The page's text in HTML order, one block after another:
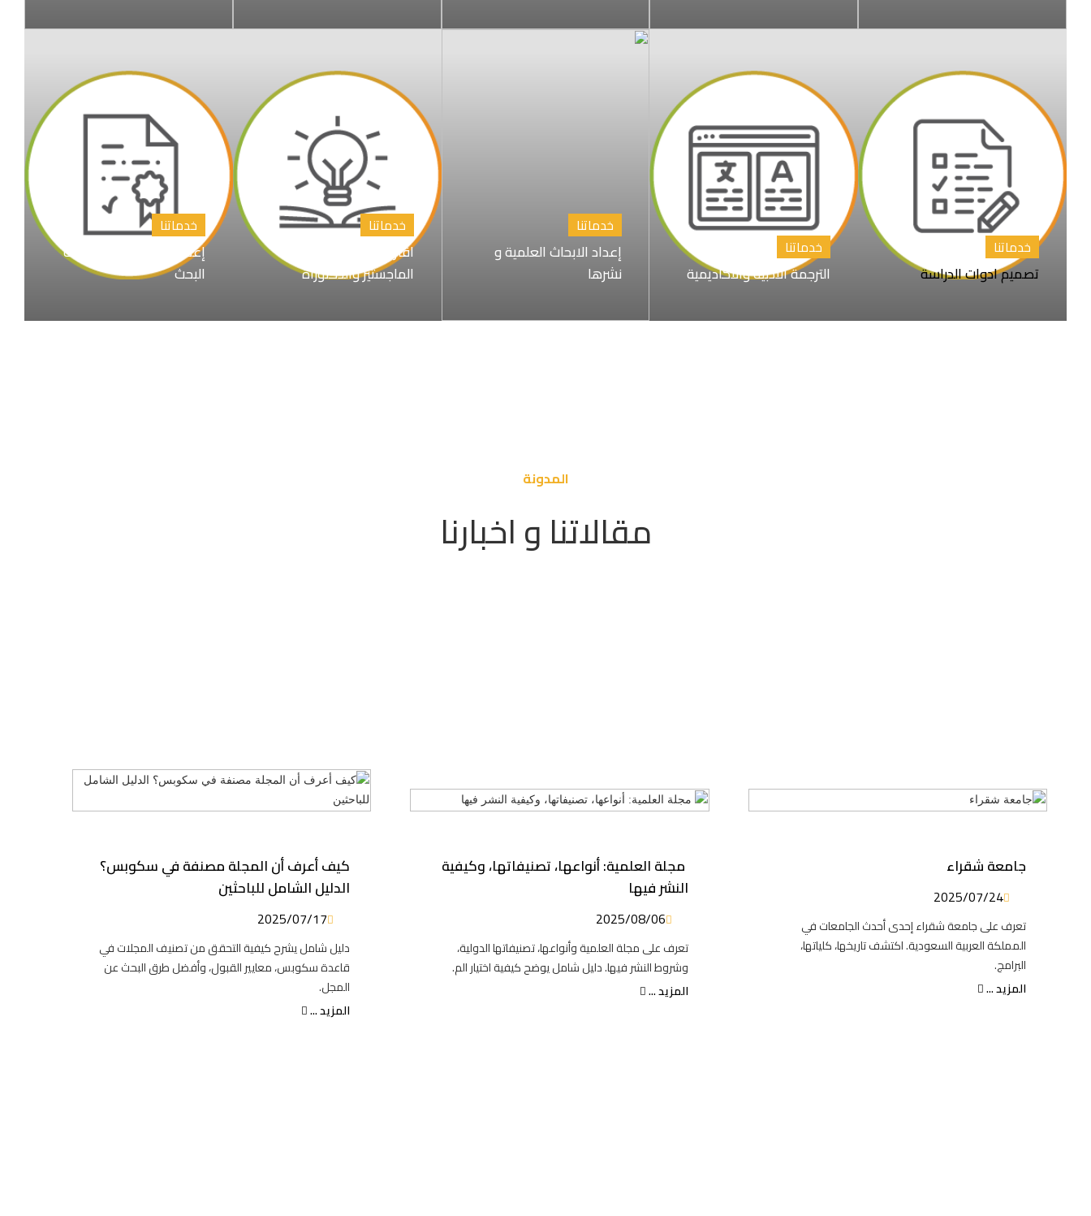
خدماتنا
تصميم ادوات الدراسة
خدماتنا
الترجمة الأدبية والأكاديمية
خدماتنا
إعداد الابحاث العلمية و
نشرها
خدماتنا
اقتراح عناوين رسائل
الماجستير والدكتوراة
خدماتنا
إعداد المقترح البحثي خطة
البحث
المدونة
مقالاتنا و اخبارنا
جامعة شقراء
2025/07/24
تعرف على جامعة شقراء إحدى أحدث الجامعات في
المملكة العربية السعودية. اكتشف تاريخها، كلياتها،
البرامج.
المزيد ...
مجلة العلمية: أنواعها، تصنيفاتها، وكيفية
النشر فيها
2025/08/06
تعرف على مجلة العلمية وأنواعها، تصنيفاتها الدولية،
وشروط النشر فيها. دليل شامل يوضح كيفية اختيار الم.
المزيد ...
كيف أعرف أن المجلة مصنفة في سكوبس؟
الدليل الشامل للباحثين
2025/07/17
دليل شامل يشرح كيفية التحقق من تصنيف المجلات في
قاعدة سكوبس، معايير القبول، وأفضل طرق البحث عن
المجل.
المزيد ...